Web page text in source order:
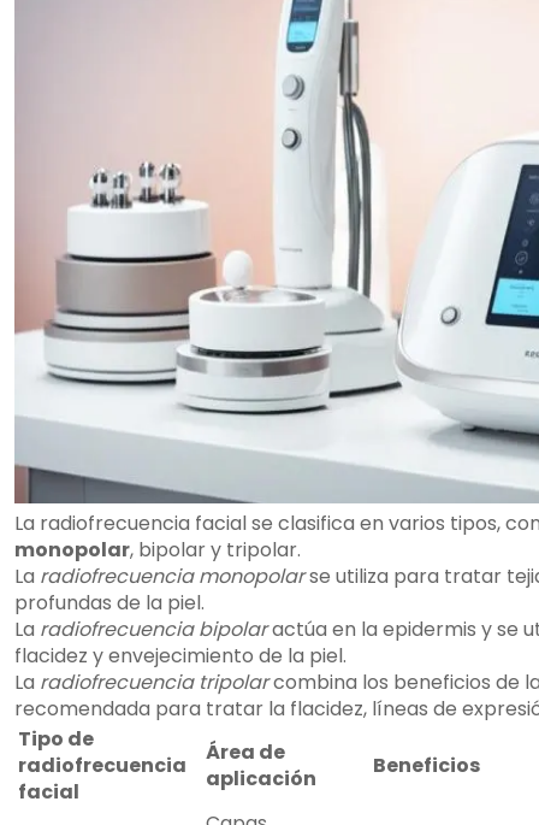
La radiofrecuencia facial se clasifica en varios tipos,
monopolar, bipolar y tripolar.
La radiofrecuencia monopolarse utiliza para tratar
profundas de la piel.
La radiofrecuencia bipolaractúa en la epidermis y se
flacidez y envejecimiento de la piel.
La radiofrecuencia tripolarcombina los beneficios de
recomendada para tratar la flacidez, líneas de
Tipo de
radiofrecuencia
facial
Área de
aplicación
Beneficios